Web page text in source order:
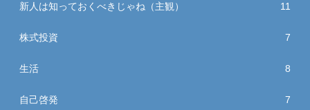
新人は知っておくべきじゃね（主観） 11
株式投資 7
生活 8
自己啓発 7